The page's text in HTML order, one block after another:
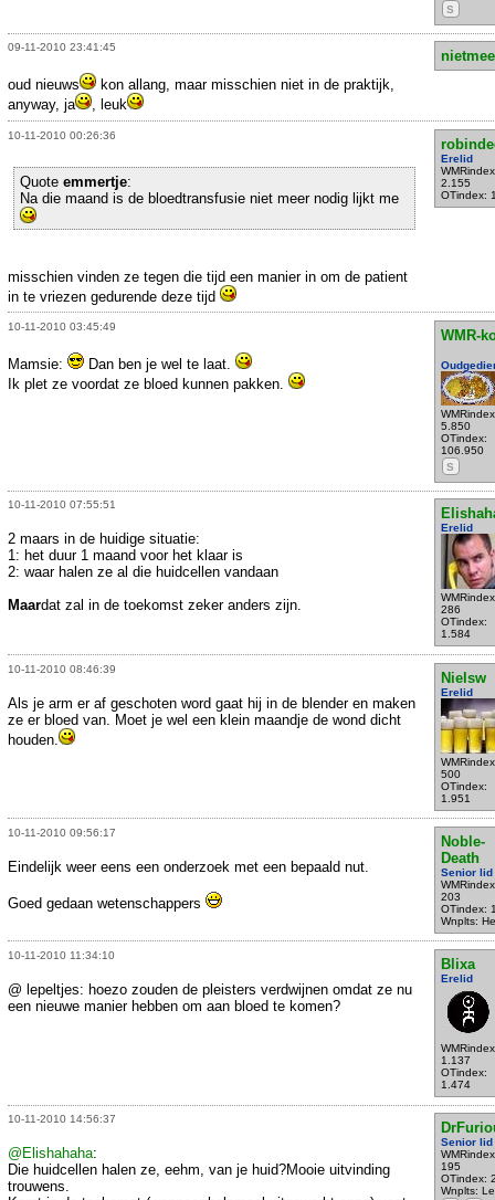
S
09-11-2010 23:41:45
oud nieuws
kon allang, maar misschien niet in de praktijk,
anyway, ja
, leuk
10-11-2010 00:26:36
Erelid
2.155
OTindex:
Quote emmertje:
Na die maand is de bloedtransfusie niet meer nodig lijkt me
misschien vinden ze tegen die tijd een manier in om de patient
in te vriezen gedurende deze tijd
10-11-2010 03:45:49
WMR-
5.850
OTindex:
106.950
S
Mamsie:
Dan ben je wel te laat.
Ik plet ze voordat ze bloed kunnen pakken.
10-11-2010 07:55:51
Erelid
286
OTindex:
1.584
2 maars in de huidige situatie:
1: het duur 1 maand voor het klaar is
2: waar halen ze al die huidcellen vandaan
Maardat zal in de toekomst zeker anders zijn.
10-11-2010 08:46:39
Nielsw
Erelid
500
OTindex:
1.951
Als je arm er af geschoten word gaat hij in de blender en maken
ze er bloed van. Moet je wel een klein maandje de wond dicht
houden.
10-11-2010 09:56:17
Noble-
Death
Senior lid
203
OTindex:
Wnplts:
Eindelijk weer eens een onderzoek met een bepaald nut.
Goed gedaan wetenschappers
10-11-2010 11:34:10
Blixa
Erelid
1.137
OTindex:
1.474
@ lepeltjes: hoezo zouden de pleisters verdwijnen omdat ze nu
een nieuwe manier hebben om aan bloed te komen?
10-11-2010 14:56:37
Senior lid
195
OTindex:
Wnplts:
@Elishahaha:
Die huidcellen halen ze, eehm, van je huid?Mooie uitvinding
trouwens.